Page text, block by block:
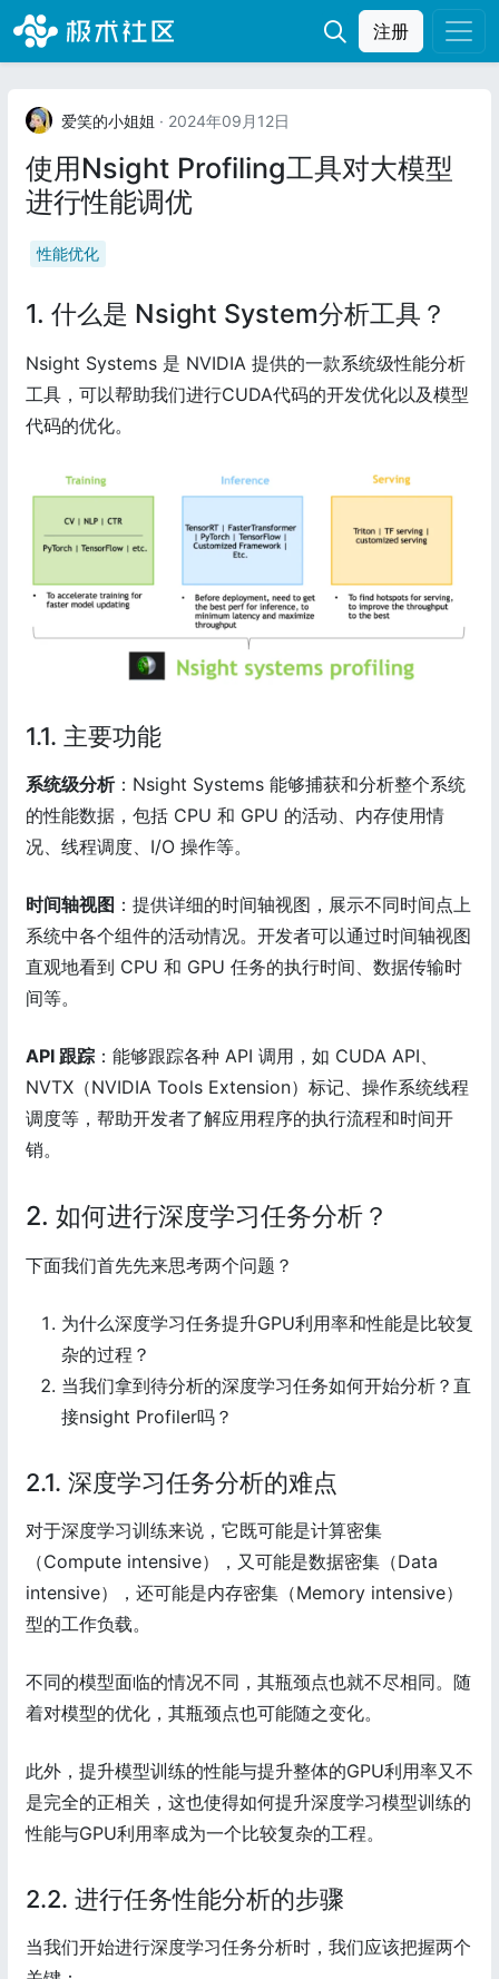
注册
爱笑的小姐姐 · 2024年09月12日
使用Nsight Profiling工具对大模型
进行性能调优
性能优化
1. 什么是 Nsight System分析工具？
Nsight Systems 是 NVIDIA 提供的一款系统级性能分析
工具，可以帮助我们进行CUDA代码的开发优化以及模型
代码的优化。
1.1. 主要功能
系统级分析：Nsight Systems 能够捕获和分析整个系统
的性能数据，包括 CPU 和 GPU 的活动、内存使用情
况、线程调度、I/O 操作等。
时间轴视图 ：提供详细的时间轴视图，展示不同时间点上
系统中各个组件的活动情况。开发者可以通过时间轴视图
直观地看到 CPU 和 GPU 任务的执行时间、数据传输时
间等。
API 跟踪 ：能够跟踪各种 API 调用，如 CUDA API、
NVTX（NVIDIA Tools Extension）标记、操作系统线程
调度等，帮助开发者了解应用程序的执行流程和时间开
销。
2. 如何进行深度学习任务分析？
下面我们首先先来思考两个问题？
为什么深度学习任务提升GPU利用率和性能是比较复
杂的过程？
当我们拿到待分析的深度学习任务如何开始分析？直
接nsight Profiler吗？
2.1. 深度学习任务分析的难点
对于深度学习训练来说，它既可能是计算密集
（Compute intensive），又可能是数据密集（Data
intensive），还可能是内存密集（Memory intensive）
型的工作负载。
不同的模型面临的情况不同，其瓶颈点也就不尽相同。随
着对模型的优化，其瓶颈点也可能随之变化。
此外，提升模型训练的性能与提升整体的GPU利用率又不
是完全的正相关，这也使得如何提升深度学习模型训练的
性能与GPU利用率成为一个比较复杂的工程。
2.2. 进行任务性能分析的步骤
当我们开始进行深度学习任务分析时，我们应该把握两个